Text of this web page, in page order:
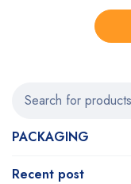
PACKAGING
Recent post